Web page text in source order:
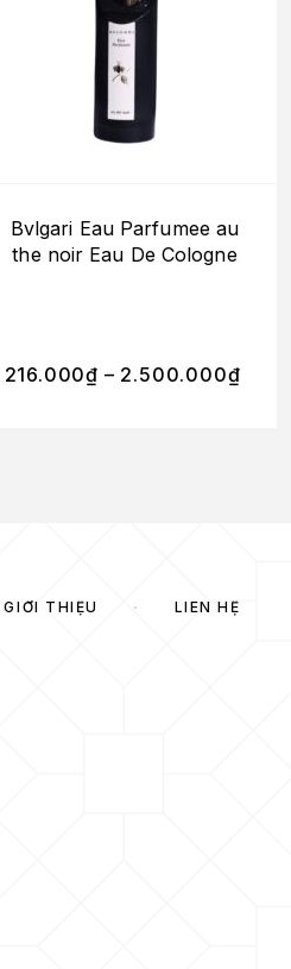
Bvlgari Eau Parfumee au
the noir Eau De Cologne
216.000₫ – 2.500.000₫
GIỚI THIỆU LIÊN HỆ